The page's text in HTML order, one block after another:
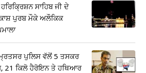
ਸਾਹਿਬ ਜੀ ਦੇ
ਪੁਰਬ ਮੌਕੇ ਅਲੌਕਿਕ
ਪੁਲਿਸ ਵੱਲੋਂ 5 ਤਸਕਰ
21 ਕਿਲੋ ਹੈਰੋਇਨ ਤੇ ਹਥਿਆਰ